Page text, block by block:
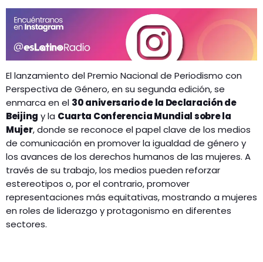
El lanzamiento del Premio Nacional de Periodismo con
Perspectiva de Género, en su segunda edición, se
enmarca en el 30 aniversario de la Declaración de
Beijing y la Cuarta Conferencia Mundial sobre la
Mujer, donde se reconoce el papel clave de los medios
de comunicación en promover la igualdad de género y
los avances de los derechos humanos de las mujeres. A
través de su trabajo, los medios pueden reforzar
estereotipos o, por el contrario, promover
representaciones más equitativas, mostrando a mujeres
en roles de liderazgo y protagonismo en diferentes
sectores.